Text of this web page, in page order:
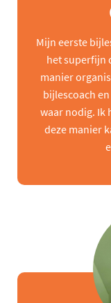
Mijn eerste
het superfijn
manier
bijlescoach
waar nodig. Ik
deze manier